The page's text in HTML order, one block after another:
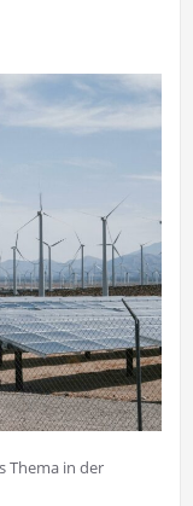
Thema in der